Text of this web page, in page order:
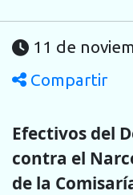
11 de
Compartir
Efectivos del
contra el
de la